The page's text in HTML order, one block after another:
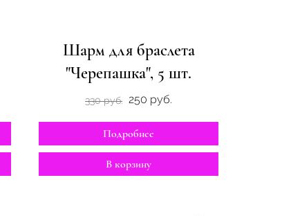
Шарм для браслета
"Черепашка", 5 шт.
330 руб. 250 руб.
Подробнее
В корзину